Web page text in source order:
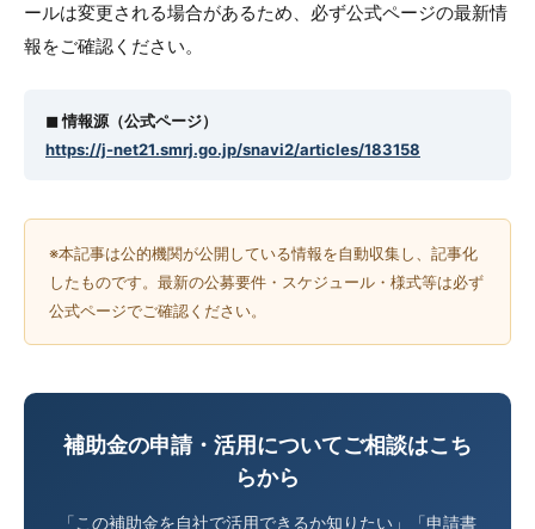
ールは変更される場合があるため、必ず公式ページの最新情
報をご確認ください。
◼︎ 情報源（公式ページ）
https://j-net21.smrj.go.jp/snavi2/articles/183158
※本記事は公的機関が公開している情報を自動収集し、記事化
したものです。最新の公募要件・スケジュール・様式等は必ず
公式ページでご確認ください。
補助金の申請・活用についてご相談はこち
らから
「この補助金を自社で活用できるか知りたい」「申請書